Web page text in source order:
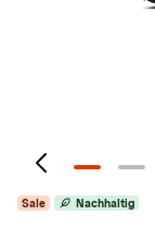
Sale Nachhaltig